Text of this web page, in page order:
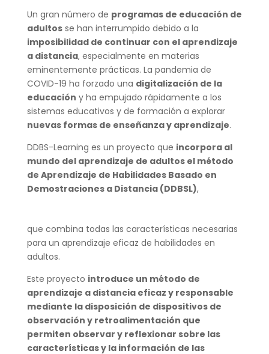
Un gran número de programas de educación de
adultosse han interrumpido debido a la
imposibilidad de continuar con el aprendizaje
a distancia, especialmente en materias
eminentemente prácticas. La pandemia de
COVID-19 ha forzado una digitalización de la
educación y ha empujado rápidamente a los
sistemas educativos y de formación a explorar
nuevas formas de enseñanza y aprendizaje.
DDBS-Learning es un proyecto que incorpora al
mundo del aprendizaje de adultos el método
de Aprendizaje de Habilidades Basado en
Demostraciones a Distancia (DDBSL),
que combina todas las características necesarias
para un aprendizaje eficaz de habilidades en
adultos.
Este proyecto introduce un método de
aprendizaje a distancia eficaz y responsable
mediante la disposición de dispositivos de
observación y retroalimentación que
permiten observar y reflexionar sobre las
características y la información de las